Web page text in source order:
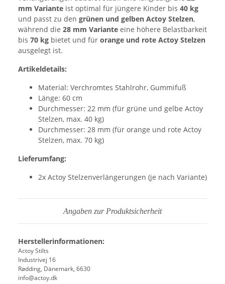
mm Variante ist optimal für jüngere Kinder bis 40 kg
und passt zu den grünen und gelben Actoy Stelzen,
während die 28 mm Variante eine höhere Belastbarkeit
bis 70 kg bietet und für orange und rote Actoy Stelzen
ausgelegt ist.
Artikeldetails:
Material: Verchromtes Stahlrohr, Gummifuß
Länge: 60 cm
Durchmesser: 22 mm (für grüne und gelbe Actoy
Stelzen, max. 40 kg)
Durchmesser: 28 mm (für orange und rote Actoy
Stelzen, max. 70 kg)
Lieferumfang:
2x Actoy Stelzenverlängerungen (je nach Variante)
Angaben zur Produktsicherheit
Herstellerinformationen:
Actoy Stilts
Industrivej 16
Rødding, Dänemark, 6630
info@actoy.dk